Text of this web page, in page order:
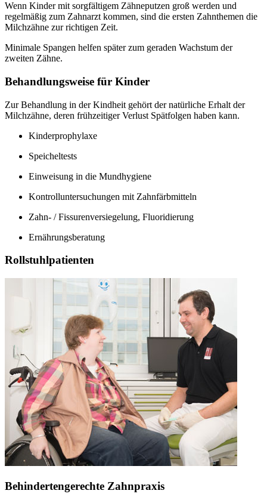
Wenn Kinder mit sorgfältigem Zähneputzen groß werden und
regelmäßig zum Zahnarzt kommen, sind die ersten Zahnthemen die
Milchzähne zur richtigen Zeit.
Minimale Spangen helfen später zum geraden Wachstum der
zweiten Zähne.
Behandlungsweise für Kinder
Zur Behandlung in der Kindheit gehört der natürliche Erhalt der
Milchzähne, deren frühzeitiger Verlust Spätfolgen haben kann.
Kinderprophylaxe
Speicheltests
Einweisung in die Mundhygiene
Kontrolluntersuchungen mit Zahnfärbmitteln
Zahn- / Fissurenversiegelung, Fluoridierung
Ernährungsberatung
Rollstuhlpatienten
Behindertengerechte Zahnpraxis